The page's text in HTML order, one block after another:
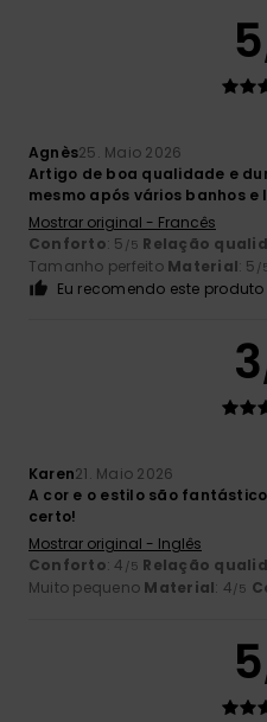
5
Agnès25. Maio 2026
Artigo de boa qualidade e
mesmo após vários banhos e
Mostrar original - Francês
Conforto: 5 /5 Relação
Tamanho perfeito Material: 5 /
Eu recomendo este produto
3
Karen21. Maio 2026
A cor e o estilo são
certo!
Mostrar original - Inglês
Conforto: 4 /5 Relação
Muito pequeno Material: 4/5
5